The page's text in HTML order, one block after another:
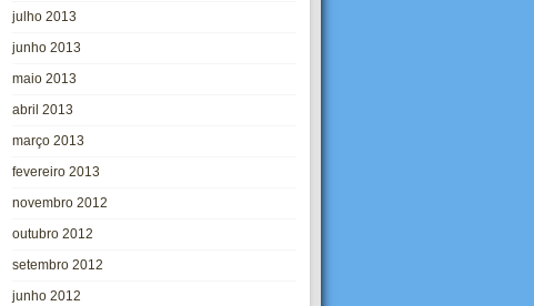
julho 2013
junho 2013
maio 2013
abril 2013
março 2013
fevereiro 2013
novembro 2012
outubro 2012
setembro 2012
junho 2012